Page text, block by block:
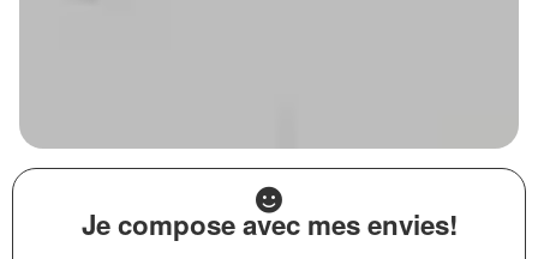
Je compose avec mes envies!